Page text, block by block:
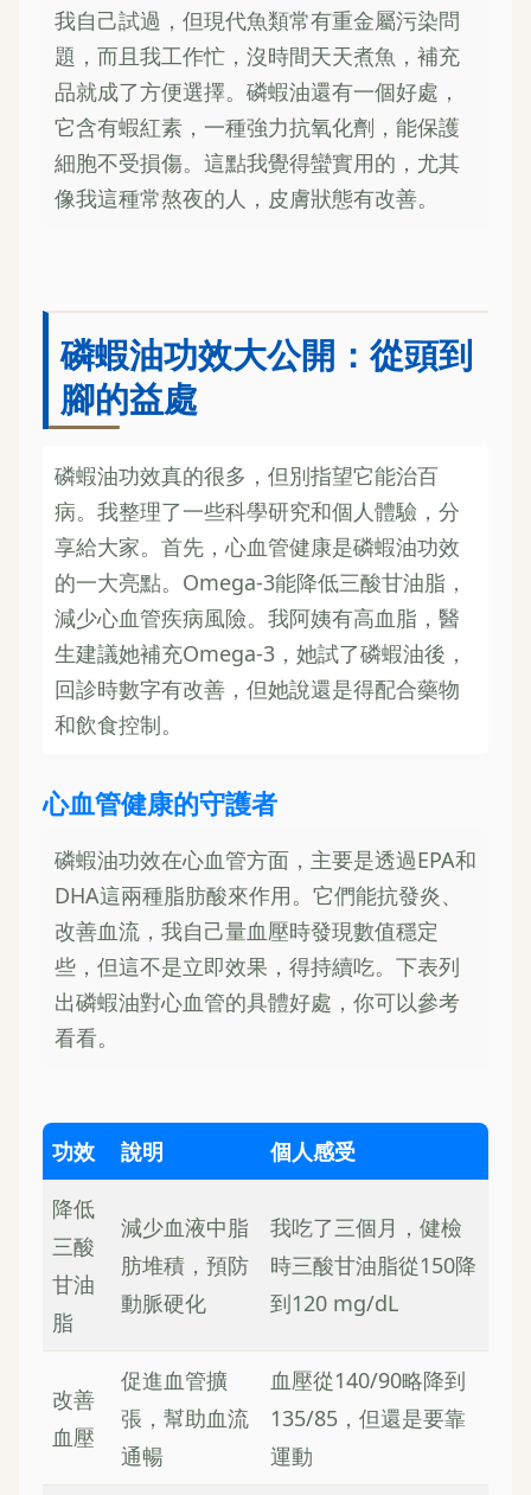
我自己試過，但現代魚類常有重金屬污染問
題，而且我工作忙，沒時間天天煮魚，補充
品就成了方便選擇。磷蝦油還有一個好處，
它含有蝦紅素，一種強力抗氧化劑，能保護
細胞不受損傷。這點我覺得蠻實用的，尤其
像我這種常熬夜的人，皮膚狀態有改善。
磷蝦油功效大公開：從頭到
腳的益處
磷蝦油功效真的很多，但別指望它能治百
病。我整理了一些科學研究和個人體驗，分
享給大家。首先，心血管健康是磷蝦油功效
的一大亮點。Omega-3能降低三酸甘油脂，
減少心血管疾病風險。我阿姨有高血脂，醫
生建議她補充Omega-3，她試了磷蝦油後，
回診時數字有改善，但她說還是得配合藥物
和飲食控制。
心血管健康的守護者
磷蝦油功效在心血管方面，主要是透過EPA和
DHA這兩種脂肪酸來作用。它們能抗發炎、
改善血流，我自己量血壓時發現數值穩定
些，但這不是立即效果，得持續吃。下表列
出磷蝦油對心血管的具體好處，你可以參考
看看。
功效 說明
個人感受
降低
三酸
甘油
脂
減少血液中脂
肪堆積，預防
動脈硬化
我吃了三個月，健檢
時三酸甘油脂從150降
到120 mg/dL
改善
血壓
促進血管擴
張，幫助血流
通暢
血壓從140/90略降到
135/85，但還是要靠
運動